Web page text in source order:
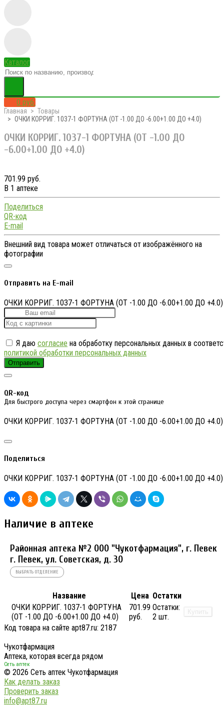
Каталог
0 руб.
Главная
Товары
ОЧКИ КОРРИГ. 1037-1 ФОРТУНА (ОТ -1.00 ДО -6.00+1.00 ДО +4.0)
ОЧКИ КОРРИГ. 1037-1 ФОРТУНА (ОТ -1.00 ДО
-6.00+1.00 ДО +4.0)
701.99 руб.
В 1 аптеке
Поделиться
QR-код
E-mail
Внешний вид товара может отличаться от изображённого на
фотографии
Отправить на E-mail
ОЧКИ КОРРИГ. 1037-1 ФОРТУНА (ОТ -1.00 ДО -6.00+1.00 ДО +4.0)
Я даю согласие на обработку персональных данных в
политикой обработки персональных данных
Отправить
QR-код
Для быстрого доступа через смартфон к этой странице
ОЧКИ КОРРИГ. 1037-1 ФОРТУНА (ОТ -1.00 ДО -6.00+1.00 ДО +4.0)
Поделиться
ОЧКИ КОРРИГ. 1037-1 ФОРТУНА (ОТ -1.00 ДО -6.00+1.00 ДО +4.0)
Наличие в аптеке
Районная аптека №2 ООО "Чукотфармация", г. Певек
г. Певек, ул. Советская, д. 30
ВЫБРАТЬ ОТДЕЛЕНИЕ
Название Цена Остатки
ОЧКИ КОРРИГ. 1037-1 ФОРТУНА
(ОТ -1.00 ДО -6.00+1.00 ДО +4.0)
701.99
руб.
Остатки:
2 шт.
Купить
Код товара на сайте apt87.ru: 2187
Чукотфармация
Аптека, которая всегда рядом
Сеть аптек
© 2026 Сеть аптек Чукотфармация
Как делать заказ
Проверить заказ
info@apt87.ru